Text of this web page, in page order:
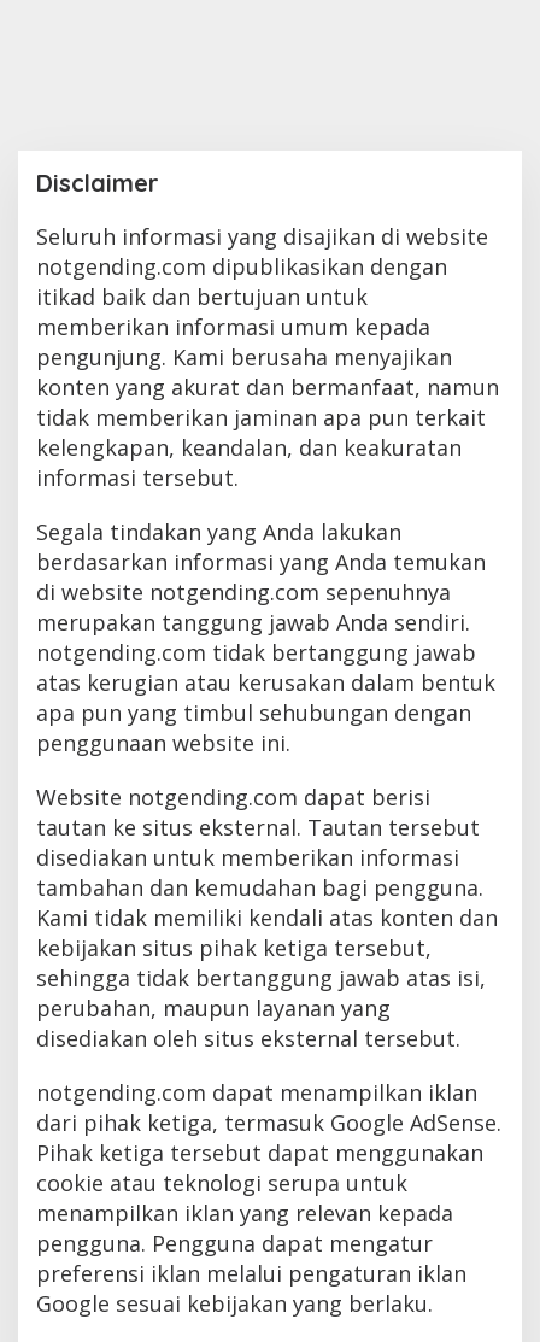
Disclaimer
|
28
2024
Oleh
Sasi
Seluruh informasi yang disajikan di website
notgending.com dipublikasikan dengan
itikad baik dan bertujuan untuk
memberikan informasi umum kepada
pengunjung. Kami berusaha menyajikan
konten yang akurat dan bermanfaat, namun
tidak memberikan jaminan apa pun terkait
kelengkapan, keandalan, dan keakuratan
informasi tersebut.
Segala tindakan yang Anda lakukan
berdasarkan informasi yang Anda temukan
di website notgending.com sepenuhnya
merupakan tanggung jawab Anda sendiri.
notgending.com tidak bertanggung jawab
atas kerugian atau kerusakan dalam bentuk
apa pun yang timbul sehubungan dengan
penggunaan website ini.
Website notgending.com dapat berisi
tautan ke situs eksternal. Tautan tersebut
disediakan untuk memberikan informasi
tambahan dan kemudahan bagi pengguna.
Kami tidak memiliki kendali atas konten dan
kebijakan situs pihak ketiga tersebut,
sehingga tidak bertanggung jawab atas isi,
perubahan, maupun layanan yang
disediakan oleh situs eksternal tersebut.
notgending.com dapat menampilkan iklan
dari pihak ketiga, termasuk Google AdSense.
Pihak ketiga tersebut dapat menggunakan
cookie atau teknologi serupa untuk
menampilkan iklan yang relevan kepada
pengguna. Pengguna dapat mengatur
preferensi iklan melalui pengaturan iklan
Google sesuai kebijakan yang berlaku.